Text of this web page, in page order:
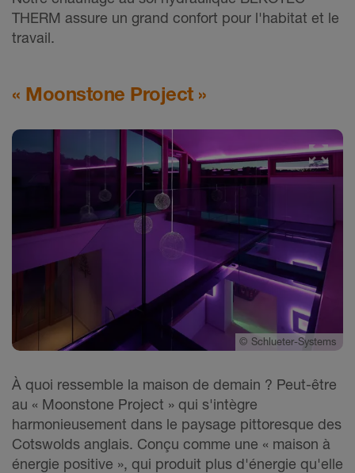
THERM assure un grand confort pour l'habitat et le
travail.
« Moonstone Project »
© Schlueter-Systems
À quoi ressemble la maison de demain ? Peut-être
au « Moonstone Project » qui s'intègre
harmonieusement dans le paysage pittoresque des
Cotswolds anglais. Conçu comme une « maison à
énergie positive », qui produit plus d'énergie qu'elle